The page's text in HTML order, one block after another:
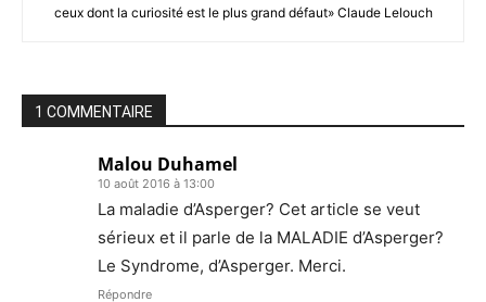
ceux dont la curiosité est le plus grand défaut» Claude Lelouch
1 COMMENTAIRE
Malou Duhamel
10 août 2016 à 13:00
La maladie d’Asperger? Cet article se veut
sérieux et il parle de la MALADIE d’Asperger?
Le Syndrome, d’Asperger. Merci.
Répondre